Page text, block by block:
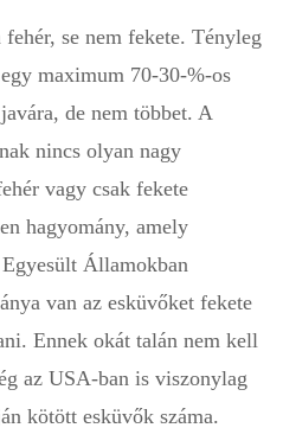
se nem fekete. Tényleg
maximum 70-30-%-os
de nem többet. A
nincs olyan nagy
vagy csak fekete
hagyomány, amely
Államokban
van az esküvőket fekete
Ennek okát talán nem kell
az USA-ban is viszonylag
kötött esküvők száma.